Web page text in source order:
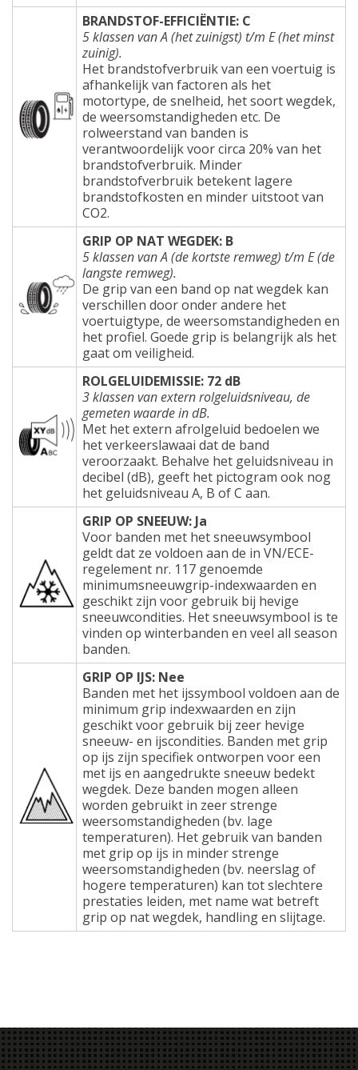
BRANDSTOF-EFFICIËNTIE: C
5 klassen van A (het zuinigst) t/m E (het minst
zuinig).
Het brandstofverbruik van een voertuig is
afhankelijk van factoren als het
motortype, de snelheid, het soort wegdek,
de weersomstandigheden etc. De
rolweerstand van banden is
verantwoordelijk voor circa 20% van het
brandstofverbruik. Minder
brandstofverbruik betekent lagere
brandstofkosten en minder uitstoot van
CO2.
GRIP OP NAT WEGDEK: B
5 klassen van A (de kortste remweg) t/m E (de
langste remweg).
De grip van een band op nat wegdek kan
verschillen door onder andere het
voertuigtype, de weersomstandigheden en
het profiel. Goede grip is belangrijk als het
gaat om veiligheid.
ROLGELUIDEMISSIE: 72 dB
3 klassen van extern rolgeluidsniveau, de
gemeten waarde in dB.
Met het extern afrolgeluid bedoelen we
het verkeerslawaai dat de band
veroorzaakt. Behalve het geluidsniveau in
decibel (dB), geeft het pictogram ook nog
het geluidsniveau A, B of C aan.
GRIP OP SNEEUW: Ja
Voor banden met het sneeuwsymbool
geldt dat ze voldoen aan de in VN/ECE-
regelement nr. 117 genoemde
minimumsneeuwgrip-indexwaarden en
geschikt zijn voor gebruik bij hevige
sneeuwcondities. Het sneeuwsymbool is te
vinden op winterbanden en veel all season
banden.
GRIP OP IJS: Nee
Banden met het ijssymbool voldoen aan de
minimum grip indexwaarden en zijn
geschikt voor gebruik bij zeer hevige
sneeuw- en ijscondities. Banden met grip
op ijs zijn specifiek ontworpen voor een
met ijs en aangedrukte sneeuw bedekt
wegdek. Deze banden mogen alleen
worden gebruikt in zeer strenge
weersomstandigheden (bv. lage
temperaturen). Het gebruik van banden
met grip op ijs in minder strenge
weersomstandigheden (bv. neerslag of
hogere temperaturen) kan tot slechtere
prestaties leiden, met name wat betreft
grip op nat wegdek, handling en slijtage.